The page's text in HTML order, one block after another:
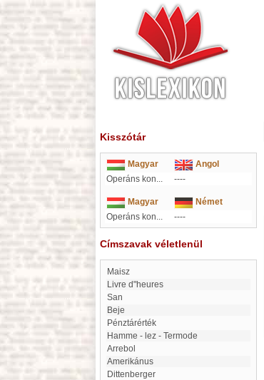
Kisszótár
Magyar
Angol
Operáns kon...
----
Magyar
Német
Operáns kon...
----
Címszavak véletlenül
Maisz
Livre d"heures
San
Beje
Pénztárérték
Hamme - lez - Termode
Arrebol
amerikánus
Dittenberger